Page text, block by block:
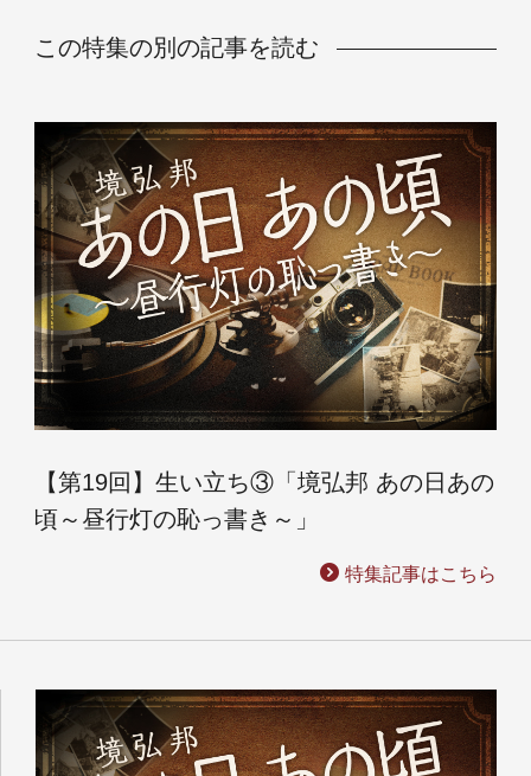
この特集の別の記事を読む
【第19回】生い立ち③「境弘邦 あの日あの
頃～昼行灯の恥っ書き～」
特集記事はこちら